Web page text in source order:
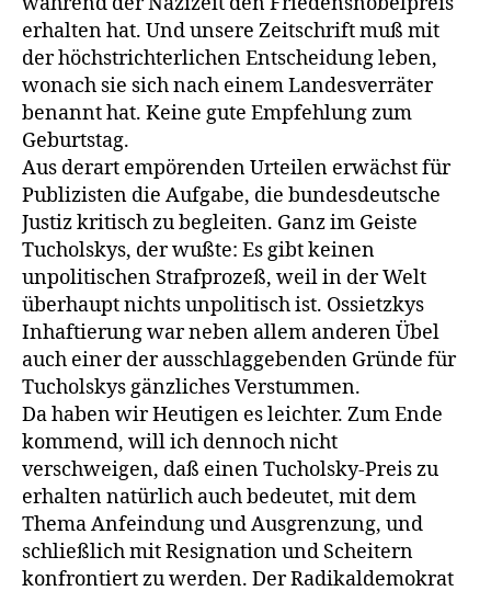
erhalten hat. Und unsere Zeitschrift muß mit
der höchstrichterlichen Entscheidung leben,
wonach sie sich nach einem Landesverräter
benannt hat. Keine gute Empfehlung zum
Geburtstag.
Aus derart empörenden Urteilen erwächst für
Publizisten die Aufgabe, die bundesdeutsche
Justiz kritisch zu begleiten. Ganz im Geiste
Tucholskys, der wußte: Es gibt keinen
unpolitischen Strafprozeß, weil in der Welt
überhaupt nichts unpolitisch ist. Ossietzkys
Inhaftierung war neben allem anderen Übel
auch einer der ausschlaggebenden Gründe für
Tucholskys gänzliches Verstummen.
Da haben wir Heutigen es leichter. Zum Ende
kommend, will ich dennoch nicht
verschweigen, daß einen Tucholsky-Preis zu
erhalten natürlich auch bedeutet, mit dem
Thema Anfeindung und Ausgrenzung, und
schließlich mit Resignation und Scheitern
konfrontiert zu werden. Der Radikaldemokrat